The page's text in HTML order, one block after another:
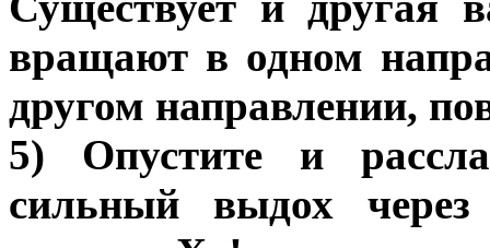
вращают в одном
другом направлении,
5) Опустите и
сильный выдох